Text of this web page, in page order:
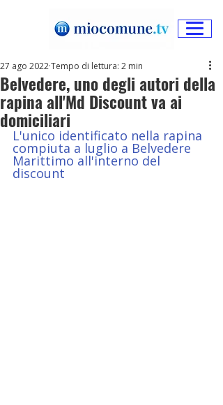
Belvedere, uno degli autori della
rapina all'Md Discount va ai
domiciliari
27 ago 2022Tempo di lettura: 2 min
L'unico identificato nella rapina
compiuta a luglio a Belvedere
Marittimo all'interno del
discount